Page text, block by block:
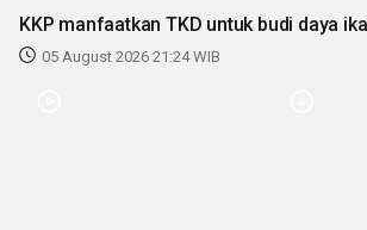
KKP manfaatkan TKD untuk budi daya
05 August 2026 21:24 WIB